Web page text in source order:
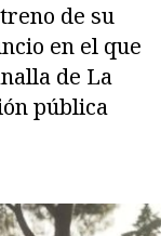
de su
en el que
de La
pública